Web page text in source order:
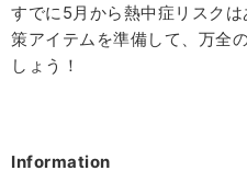
すでに5月から熱中症リスク
策アイテムを準備して、万全
しょう！
Information